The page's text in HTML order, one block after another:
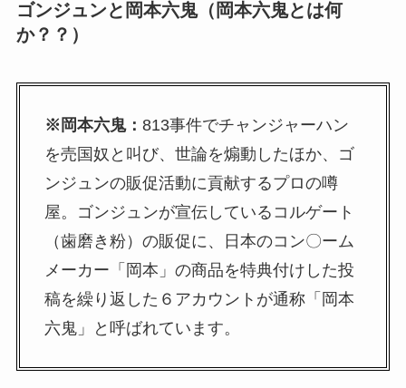
ゴンジュンと岡本六鬼（岡本六鬼とは何
か？？）
※岡本六鬼： 813事件でチャンジャーハン
を売国奴と叫び、世論を煽動したほか、ゴ
ンジュンの販促活動に貢献するプロの噂
屋。ゴンジュンが宣伝しているコルゲート
（歯磨き粉）の販促に、日本のコン〇ーム
メーカー「岡本」の商品を特典付けした投
稿を繰り返した６アカウントが通称「岡本
六鬼」と呼ばれています。